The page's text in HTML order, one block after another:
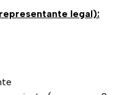
legal):